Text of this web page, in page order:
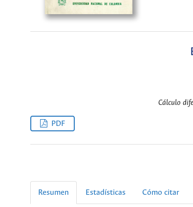
Cálculo
PDF
Resumen Estadísticas Cómo citar